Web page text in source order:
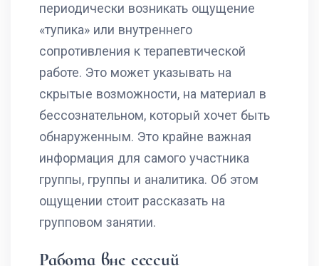
периодически возникать ощущение
«тупика» или внутреннего
сопротивления к терапевтической
работе. Это может указывать на
скрытые возможности, на материал в
бессознательном, который хочет быть
обнаруженным. Это крайне важная
информация для самого участника
группы, группы и аналитика. Об этом
ощущении стоит рассказать на
групповом занятии.
Работа вне сессий